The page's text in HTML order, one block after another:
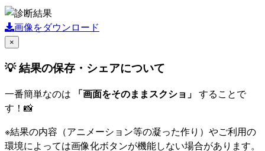
画像をダウンロード
×
💡 結果の保存・シェアについて
一番簡単なのは 「画面をそのままスクショ」 することで
す！📸
※結果の内容（アニメーション等の凝った作り）やご利用の
環境によっては画像化ボタンが機能しない場合があります。